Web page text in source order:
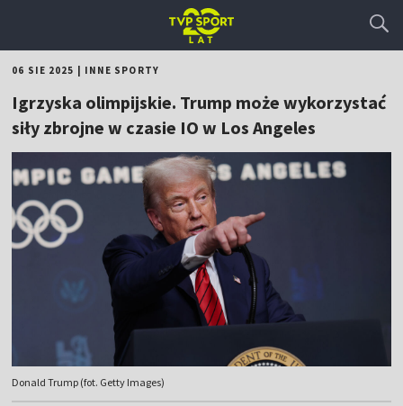
06 SIE 2025 INNE SPORTY
Igrzyska olimpijskie. Trump może wykorzystać
siły zbrojne w czasie IO w Los Angeles
Donald Trump (fot. Getty Images)